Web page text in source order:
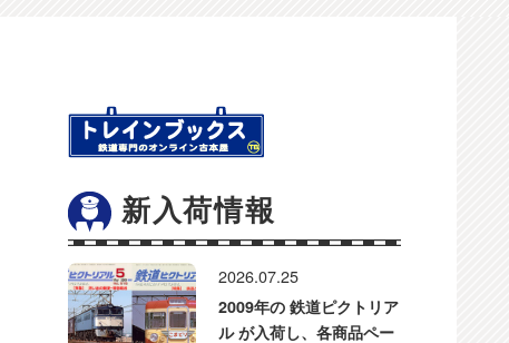
新入荷情報
2026.07.25
2009年の 鉄道ピクトリア
ル が入荷し、各商品ペー